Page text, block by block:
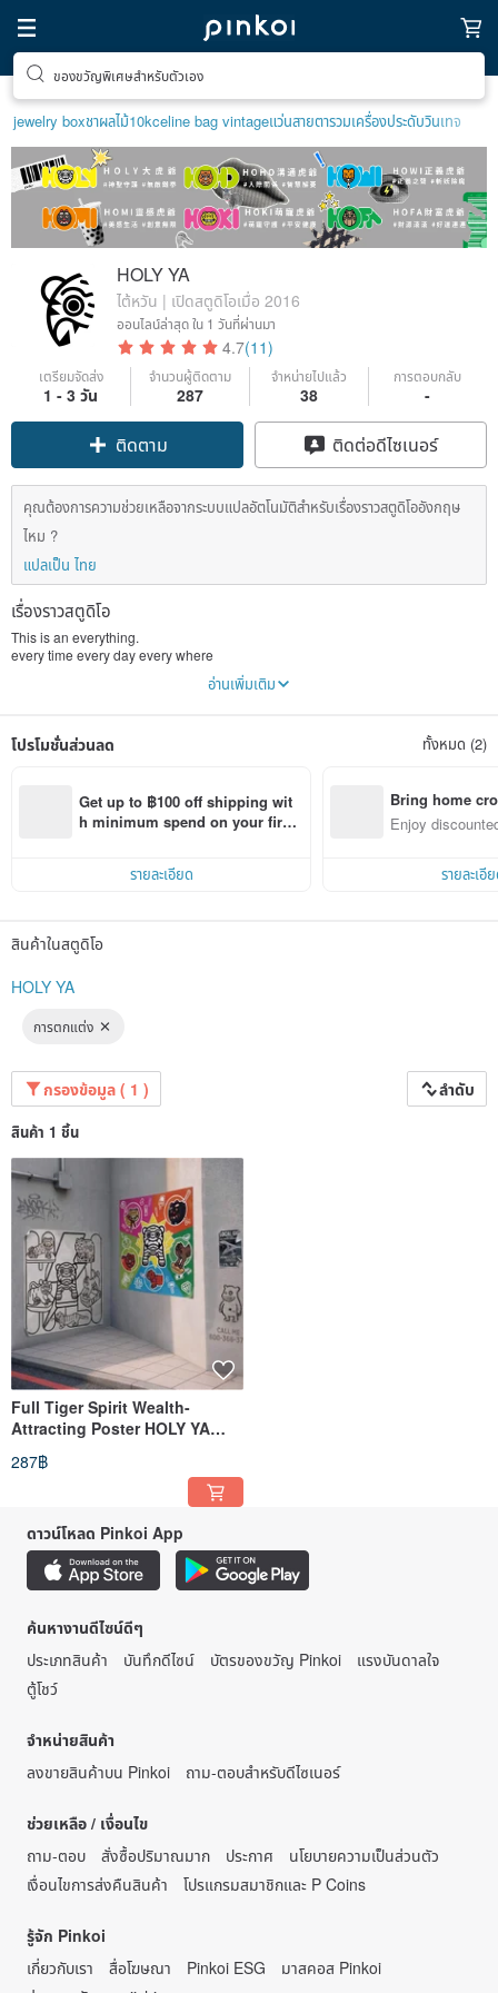
ของขวัญพิเศษสำหรับตัวเอง
jewelry boxชาผลไม้10kceline bag vintageแว่นสายตารวมเครื่องประดับวินเทจ
HOLY YA
ไต้หวัน | เปิดสตูดิโอเมื่อ 2016
ออนไลน์ล่าสุดใน 1 วันที่ผ่านมา
4.7(11)
เตรียมจัดส่ง
1 - 3 วัน
จำนวนผู้ติดตาม
287
จำหน่ายไปแล้ว
38
การตอบกลับ
-
Claim coupon
ติดตาม
ติดต่อดีไซเนอร์
คุณต้องการความช่วยเหลือจากระบบแปลอัตโนมัติสำหรับเรื่องราวสตูดิโออังกฤษ
ไหม ?
แปลเป็น ไทย
เรื่องราวสตูดิโอ
This is an everything.
every time every day every where
อ่านเพิ่มเติม
โปรโมชั่นส่วนลด ทั้งหมด (2)
Get up to ฿100 off shipping wit
h minimum spend on your first
รายละเอียด
Bring home
n with ease
Enjoy
รายละเอี
สินค้าในสตูดิโอ
HOLY YA
การตกแต่ง
กรองข้อมูล ( 1 ) ลำดับ
สินค้า 1 ชิ้น
Full Tiger Spirit Wealth-
Attracting Poster HOLY YA
Taiwanese Guardian Deity
287฿
ดาวน์โหลด Pinkoi App
ค้นหางานดีไซน์ดีๆ
ประเภทสินค้า
บันทึกดีไซน์ บัตรของขวัญ Pinkoi
แรงบันดาลใจ
ตู้โชว์
จำหน่ายสินค้า
ลงขายสินค้าบน Pinkoi
ถาม-ตอบสำหรับดีไซเนอร์
ช่วยเหลือ / เงื่อนไข
ถาม-ตอบ
สั่งซื้อปริมาณมาก ประกาศ
นโยบายความเป็นส่วนตัว
เงื่อนไขการส่งคืนสินค้า
โปรแกรมสมาชิกและ P Coins
รู้จัก Pinkoi
เกี่ยวกับเรา
สื่อโฆษณา Pinkoi ESG
มาสคอส Pinkoi